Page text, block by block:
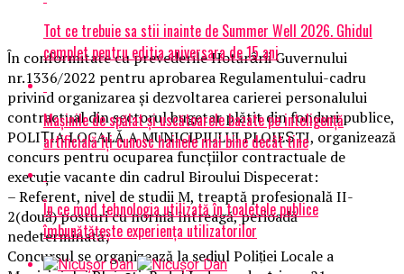
Ȋn conformitate cu prevederile Hotărȃrii Guvernului
nr.1336/2022 pentru aprobarea Regulamentului-cadru
privind organizarea şi dezvoltarea carierei personalului
contractual din sectorul bugetar plătit din fonduri publice,
POLIṬIA LOCALĂ A MUNICIPIULUI PLOIEṢTI, organizează
concurs pentru ocuparea funcţiilor contractuale de
execuţie vacante din cadrul Biroului Dispecerat:
– Referent, nivel de studii M, treaptă profesională II-
2(două) posturi cu normă întreagă, perioadă
nedeterminată;
Concursul se organizează la sediul Poliṭiei Locale a
Tot ce trebuie sa stii inainte de Summer Well 2026. Ghidul
complet pentru editia aniversara de 15 ani
Mașinile de spălat și uscătoarele bazate pe inteligență
artificială îți cunosc hainele mai bine decât tine
În ce mod tehnologia utilizată în toaletele publice
îmbunătățește experiența utilizatorilor